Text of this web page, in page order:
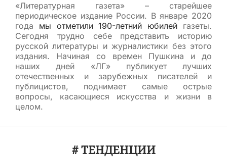
«Литературная газета» – старейшее
периодическое издание России. В январе 2020
года мы отметили 190-летний юбилей газеты.
Сегодня трудно себе представить историю
русской литературы и журналистики без этого
издания. Начиная со времен Пушкина и до
наших дней «ЛГ» публикует лучших
отечественных и зарубежных писателей и
публицистов, поднимает самые острые
вопросы, касающиеся искусства и жизни в
целом.
# ТЕНДЕНЦИИ